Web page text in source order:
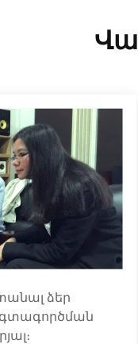
ձեր